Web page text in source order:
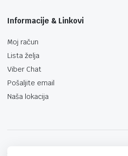
Informacije & Linkovi
Moj račun
Lista želja
Viber Chat
Pošaljite email
Naša lokacija